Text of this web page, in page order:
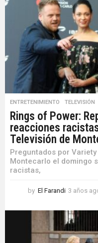
ENTRETENIMIENTO ,TELEVISIÓN
Rings of Power:
reacciones
Televisión de
Preguntados por
Montecarlo el domingo
racistas,
by El Farandi 3 años